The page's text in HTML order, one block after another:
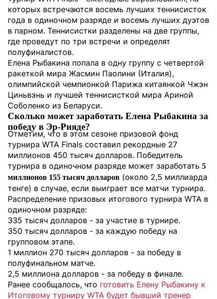
которых встречаются восемь лучших теннисисток
года в одиночном разряде и восемь лучших дуэтов
в парном. Теннисистки разделены на две группы,
где проведут по три встречи и определят
полуфиналистов.
Елена Рыбакина попала в одну группу с четвертой
ракеткой мира Жасмин Паолини (Италия),
олимпийской чемпионкой Парижа китаянкой Чжэн
Циньвэнь и лучшей теннисисткой мира Ариной
Соболенко из Беларуси.
Сколько может заработать Елена Рыбакина за
победу в Эр-Рияде?
Отметим, что в этом сезоне призовой фонд
турнира WTA Finals составил рекордные 27
миллионов 450 тысяч долларов. Победитель
турнира в одиночном разряде может заработать 5
миллионов 155 тысяч долларов (около 2,5 миллиарда
тенге) в случае, если выиграет все матчи турнира.
Распределение призовых итогового турнира WTA в
одиночном разряде:
335 тысяч долларов - за участие в турнире.
350 тысяч долларов - за каждую победу на
групповом этапе.
1 миллион 270 тысяч долларов - за победу в
полуфинальном матче.
2,5 миллиона долларов - за победу в финале.
Ранее сообщалось, что готовить Елену Рыбакину к
Итоговому турниру WTA будет бывший тренер